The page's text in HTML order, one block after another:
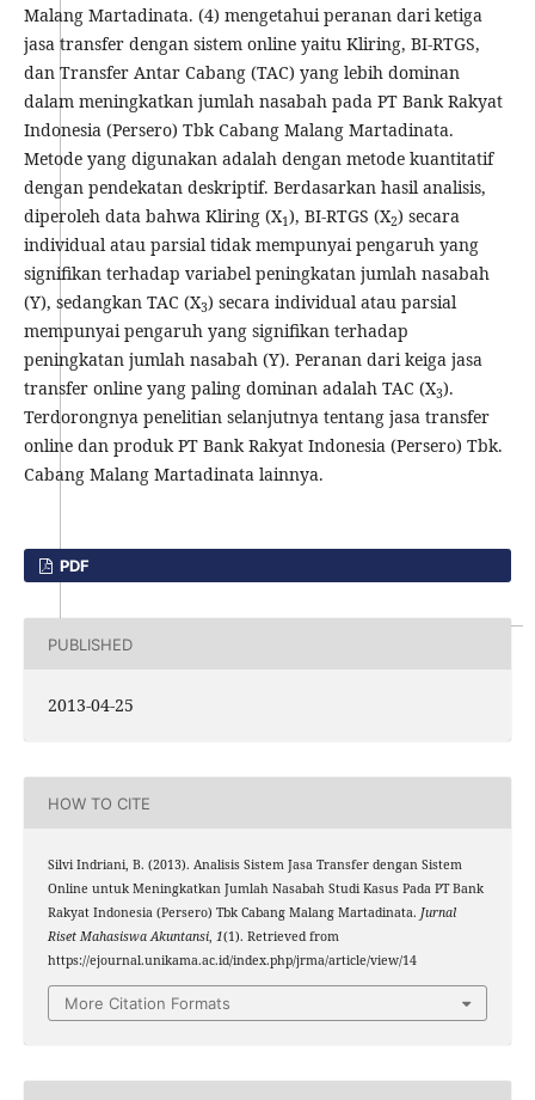
Malang Martadinata. (4) mengetahui peranan dari ketiga
jasa transfer dengan sistem online yaitu Kliring, BI-RTGS,
dan Transfer Antar Cabang (TAC) yang lebih dominan
dalam meningkatkan jumlah nasabah pada PT Bank Rakyat
Indonesia (Persero) Tbk Cabang Malang Martadinata.
Metode yang digunakan adalah dengan metode kuantitatif
dengan pendekatan deskriptif. Berdasarkan hasil analisis,
diperoleh data bahwa Kliring (X1), BI-RTGS (X2) secara
individual atau parsial tidak mempunyai pengaruh yang
signifikan terhadap variabel peningkatan jumlah nasabah
(Y), sedangkan TAC (X3) secara individual atau parsial
mempunyai pengaruh yang signifikan terhadap
peningkatan jumlah nasabah (Y). Peranan dari keiga jasa
transfer online yang paling dominan adalah TAC (X3).
Terdorongnya penelitian selanjutnya tentang jasa transfer
online dan produk PT Bank Rakyat Indonesia (Persero) Tbk.
Cabang Malang Martadinata lainnya.
PDF
PUBLISHED
2013-04-25
HOW TO CITE
Silvi Indriani, B. (2013). Analisis Sistem Jasa Transfer dengan Sistem
Online untuk Meningkatkan Jumlah Nasabah Studi Kasus Pada PT Bank
Rakyat Indonesia (Persero) Tbk Cabang Malang Martadinata. Jurnal
Riset Mahasiswa Akuntansi, 1(1). Retrieved from
https://ejournal.unikama.ac.id/index.php/jrma/article/view/14
More Citation Formats